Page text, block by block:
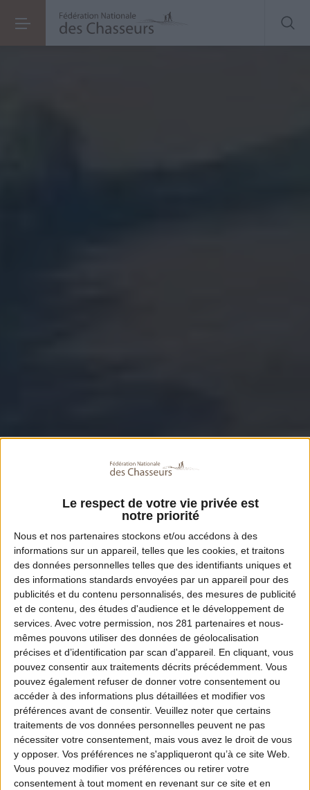
Le respect de votre vie privée est
notre priorité
Nous et nos partenaires stockons et/ou accédons à des
informations sur un appareil, telles que les cookies, et traitons
des données personnelles telles que des identifiants uniques et
des informations standards envoyées par un appareil pour des
publicités et du contenu personnalisés, des mesures de publicité
et de contenu, des études d'audience et le développement de
services. Avec votre permission, nos 281 partenaires et nous-
mêmes pouvons utiliser des données de géolocalisation
précises et d’identification par scan d'appareil. En cliquant, vous
pouvez consentir aux traitements décrits précédemment. Vous
pouvez également refuser de donner votre consentement ou
accéder à des informations plus détaillées et modifier vos
préférences avant de consentir. Veuillez noter que certains
traitements de vos données personnelles peuvent ne pas
nécessiter votre consentement, mais vous avez le droit de vous
y opposer. Vos préférences ne s'appliqueront qu’à ce site Web.
Vous pouvez modifier vos préférences ou retirer votre
consentement à tout moment en revenant sur ce site et en